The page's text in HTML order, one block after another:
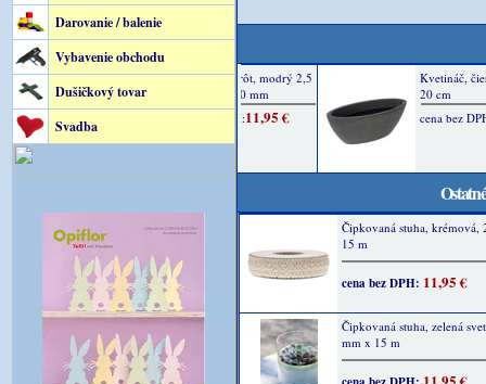
Darovanie / balenie
Vybavenie obchodu
Dušičkový tovar
Svadba
Čipkovaná stuha, krémová,
15 m
cena bez DPH: 11,95 €
Čipkovaná stuha, zelená
mm x 15 m